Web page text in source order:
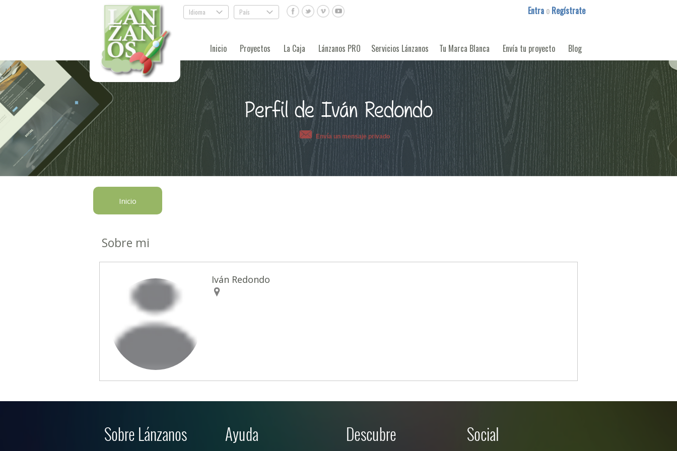
Idioma . País . Entra o Regístrate
Inicio Proyectos La Caja Lánzanos PRO Servicios Lánzanos Tu Marca Blanca Envía tu proyecto Blog
Perfil de Iván Redondo
Envía un mensaje privado
Inicio
Sobre mi
Iván Redondo
Sobre Lánzanos Ayuda Descubre Social